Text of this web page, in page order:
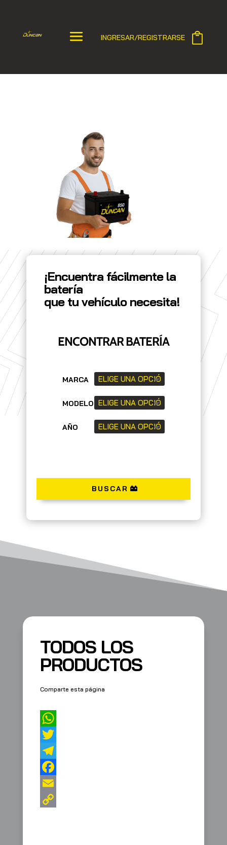
INGRESAR/REGISTRARSE
¡Encuentra fácilmente la
batería
que tu vehículo necesita!
ENCONTRAR BATERÍA
MARCA
MODELO
AÑO
BUSCAR
TODOS LOS
PRODUCTOS
Comparte esta página